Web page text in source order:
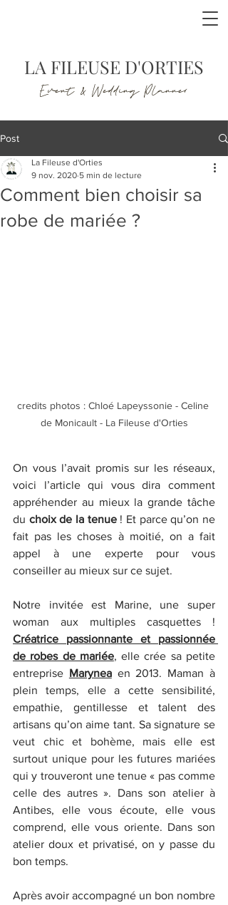
LA FILEUSE D'ORTIES
Event & Wedding Planner
Post
Comment bien choisir sa
robe de mariée ?
La Fileuse d'Orties
9 nov. 2020 5 min de lecture
credits photos : Chloé Lapeyssonie - Celine
de Monicault - La Fileuse d'Orties
On vous l’avait promis sur les réseaux,
voici l’article qui vous dira comment
appréhender au mieux la grande tâche
du choix de la tenue ! Et parce qu’on ne
fait pas les choses à moitié, on a fait
appel à une experte pour vous
conseiller au mieux sur ce sujet.
Notre invitée est Marine, une super
Créatrice passionnante et passionnée
de robes de mariée, elle crée sa petite
entreprise Marynea en 2013. Maman à
plein temps, elle a cette sensibilité,
empathie, gentillesse et talent des
artisans qu’on aime tant. Sa signature se
veut chic et bohème, mais elle est
surtout unique pour les futures mariées
qui y trouveront une tenue « pas comme
celle des autres ». Dans son atelier à
Antibes, elle vous écoute, elle vous
comprend, elle vous oriente. Dans son
atelier doux et privatisé, on y passe du
bon temps.
Après avoir accompagné un bon nombre